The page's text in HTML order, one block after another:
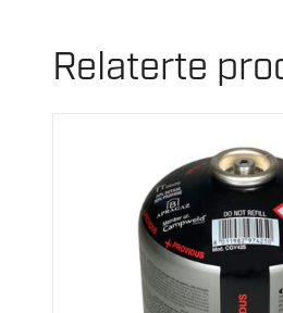
Relaterte